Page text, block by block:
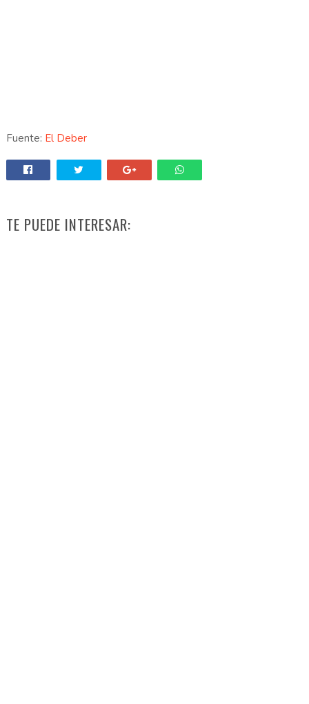
Fuente: El Deber
TE PUEDE INTERESAR: